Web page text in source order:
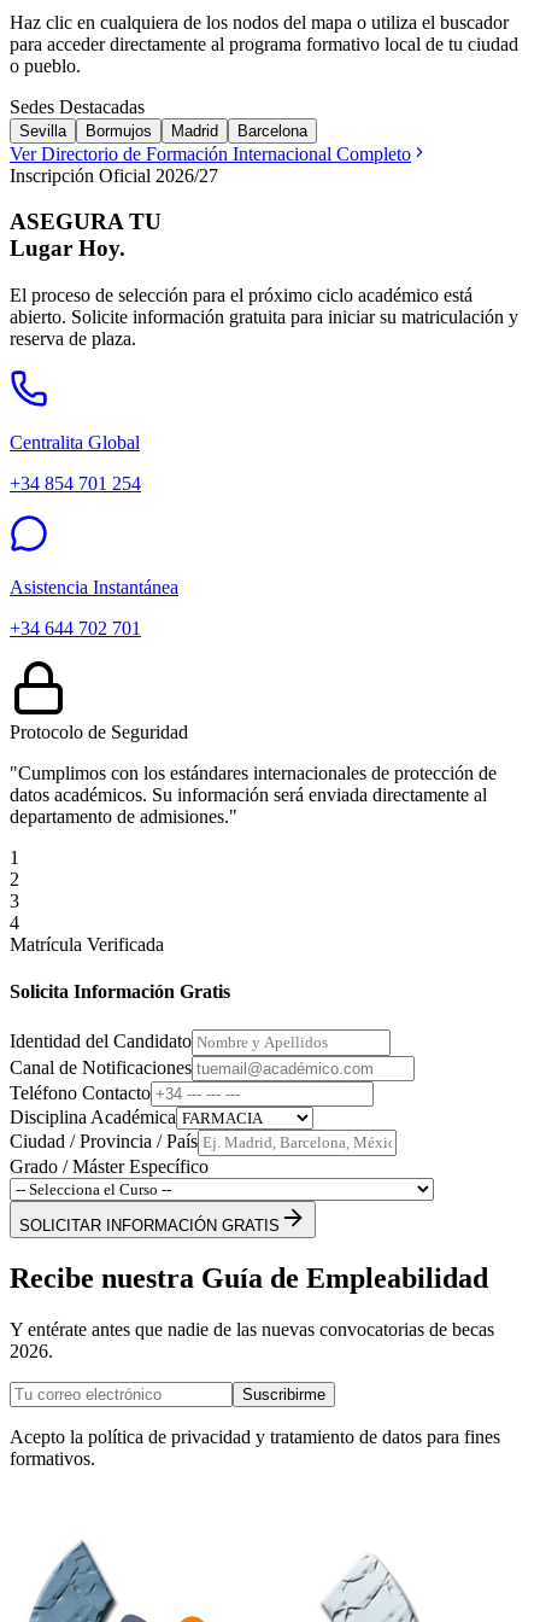
Haz clic en cualquiera de los nodos del mapa o utiliza el buscador
para acceder directamente al programa formativo local de tu ciudad
o pueblo.
Sedes Destacadas
Sevilla Bormujos Madrid Barcelona
Ver Directorio de Formación Internacional Completo
Inscripción Oficial 2026/27
ASEGURA TU
Lugar Hoy.
El proceso de selección para el próximo ciclo académico está
abierto. Solicite información gratuita para iniciar su matriculación y
reserva de plaza.
Centralita Global
+34 854 701 254
Asistencia Instantánea
+34 644 702 701
Protocolo de Seguridad
"Cumplimos con los estándares internacionales de protección de
datos académicos. Su información será enviada directamente al
departamento de admisiones."
1
2
3
4
Matrícula Verificada
Solicita Información Gratis
Identidad del Candidato
Canal de Notificaciones
Teléfono Contacto
Disciplina Académica
Ciudad / Provincia / País
Grado / Máster Específico
SOLICITAR INFORMACIÓN GRATIS
Recibe nuestra Guía de Empleabilidad
Y entérate antes que nadie de las nuevas convocatorias de becas
2026.
Suscribirme
Acepto la política de privacidad y tratamiento de datos para fines
formativos.